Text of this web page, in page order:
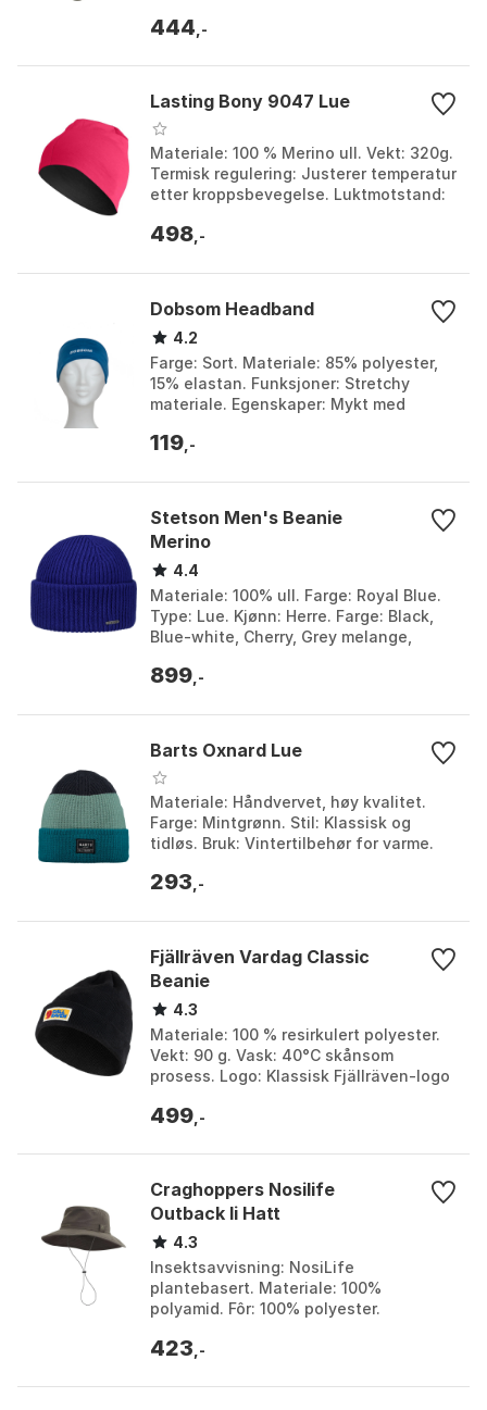
444 ,-
Lasting Bony 9047 Lue
Materiale: 100 % Merino ull. Vekt: 320g.
Termisk regulering: Justerer temperatur
etter kroppsbevegelse. Luktmotstand:
Bl...
498 ,-
Dobsom Headband
4.2
Farge: Sort. Materiale: 85% polyester,
15% elastan. Funksjoner: Stretchy
materiale. Egenskaper: Mykt med
Størrelse: M.
119 ,-
Stetson Men's Beanie
Merino
4.4
Materiale: 100% ull. Farge: Royal Blue.
Type: Lue. Kjønn: Herre. Farge: Black,
Blue-white, Cherry, Grey melange,
899 ,-
Barts Oxnard Lue
Materiale: Håndvervet, høy kvalitet.
Farge: Mintgrønn. Stil: Klassisk og
tidløs. Bruk: Vintertilbehør for varme.
293 ,-
Fjällräven Vardag Classic
Beanie
4.3
Materiale: 100 % resirkulert polyester.
Vekt: 90 g. Vask: 40°C skånsom
prosess. Logo: Klassisk Fjällräven-logo
Størrelse: O...
499 ,-
Craghoppers Nosilife
Outback Ii Hatt
4.3
Insektsavvisning: NosiLife
plantebasert. Materiale: 100%
polyamid. Fôr: 100% polyester.
Woodland green. Størrelse: M/L, S...
423 ,-